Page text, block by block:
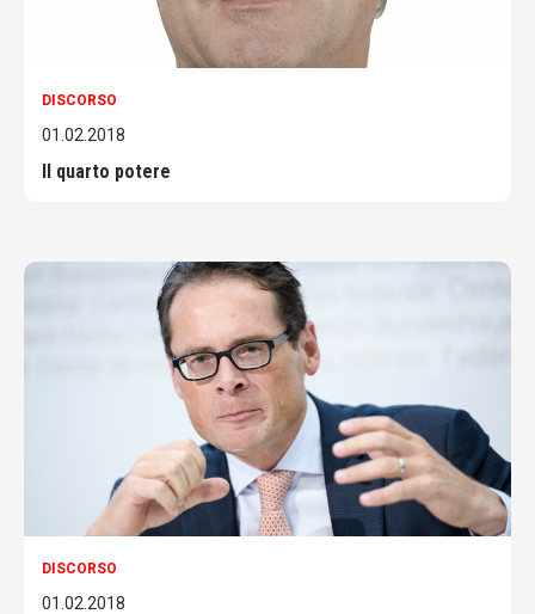
DISCORSO
01.02.2018
Il quarto potere
DISCORSO
01.02.2018